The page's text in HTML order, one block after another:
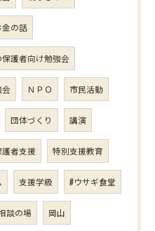
金の話
護者向け勉強会
ＮＰＯ 市民活動
団体づくり 講演
者支援 特別支援教育
支援学級 #ウサギ食堂
談の場 岡山